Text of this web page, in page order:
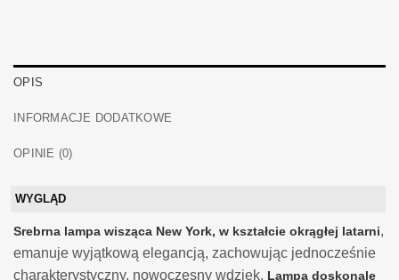
OPIS
INFORMACJE DODATKOWE
OPINIE (0)
WYGLĄD
Srebrna lampa wisząca New York, w kształcie okrągłej latarni,
emanuje wyjątkową elegancją, zachowując jednocześnie
charakterystyczny, nowoczesny wdzięk. Lampa doskonale